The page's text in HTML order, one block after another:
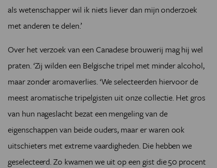
als wetenschapper wil ik niets liever dan mijn onderzoek
met anderen te delen.’
Over het verzoek van een Canadese brouwerij mag hij wel
praten. ‘Zij wilden een Belgische tripel met minder alcohol,
maar zonder aromaverlies. ‘We selecteerden hiervoor de
meest aromatische tripelgisten uit onze collectie. Het gros
van hun nageslacht bezat een mengeling van de
eigenschappen van beide ouders, maar er waren ook
uitschieters met extreme vaardigheden. Die hebben we
geselecteerd. Zo kwamen we uit op een gist die 50 procent